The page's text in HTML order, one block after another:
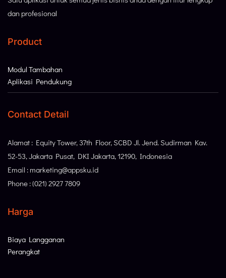
dan profesional
Product
Modul Tambahan
Aplikasi Pendukung
Contact Detail
Alamat : Equity Tower, 37th Floor, SCBD Jl. Jend. Sudirman Kav.
52-53, Jakarta Pusat, DKI Jakarta, 12190, Indonesia
Email : marketing@appsku.id
Phone : (021) 2927 7809
Harga
Biaya Langganan
Perangkat